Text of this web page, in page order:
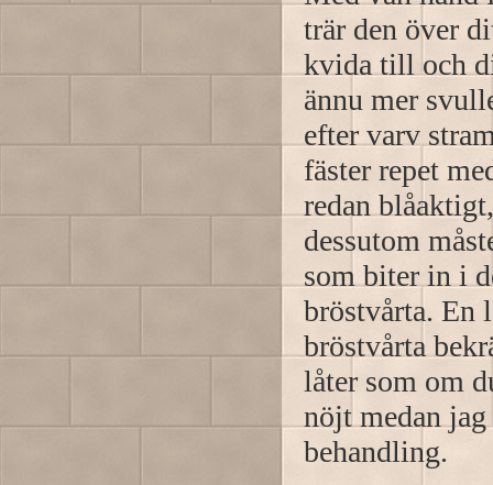
trär den över
kvida till och
ännu mer
efter varv
fäster repet
redan
dessutom
som biter in i
bröstvårta. En
bröstvårta
låter som om
nöjt medan
behandling.